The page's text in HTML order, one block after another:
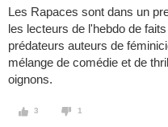
Les Rapaces sont dans un
les lecteurs de l'hebdo de
prédateurs auteurs de
mélange de comédie et de
oignons.
3 1